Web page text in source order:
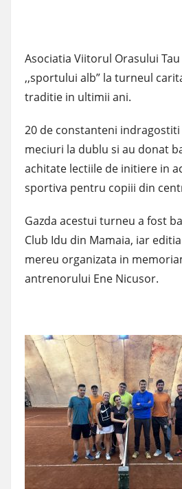
Asociatia Viitorul Orasului
,,sportului alb” la turneul
traditie in ultimii ani.
20 de constanteni
meciuri la dublu si au donat
achitate lectiile de initiere in
sportiva pentru copiii din
Gazda acestui turneu a fost
Club Idu din Mamaia, iar
mereu organizata in
antrenorului Ene Nicusor.